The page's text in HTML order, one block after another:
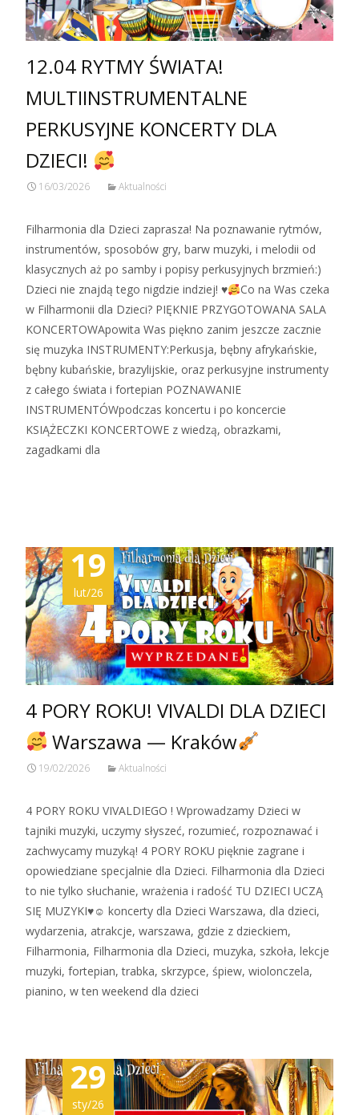
12.04 RYTMY ŚWIATA!
MULTIINSTRUMENTALNE
PERKUSYJNE KONCERTY DLA
DZIECI!
16/03/2026 Aktualności
Filharmonia dla Dzieci zaprasza! Na poznawanie rytmów,
instrumentów, sposobów gry, barw muzyki, i melodii od
klasycznych aż po samby i popisy perkusyjnych brzmień:)
Dzieci nie znajdą tego nigdzie indziej! ♥
Co na Was czeka
w Filharmonii dla Dzieci? PIĘKNIE PRZYGOTOWANA SALA
KONCERTOWApowita Was piękno zanim jeszcze zacznie
się muzyka INSTRUMENTY:Perkusja, bębny afrykańskie,
bębny kubańskie, brazylijskie, oraz perkusyjne instrumenty
z całego świata i fortepian POZNAWANIE
INSTRUMENTÓWpodczas koncertu i po koncercie
KSIĄŻECZKI KONCERTOWE z wiedzą, obrazkami,
zagadkami dla
19
lut/26
4 PORY ROKU! VIVALDI DLA DZIECI
Warszawa — Kraków
19/02/2026 Aktualności
4 PORY ROKU VIVALDIEGO ! Wprowadzamy Dzieci w
tajniki muzyki, uczymy słyszeć, rozumieć, rozpoznawać i
zachwycamy muzyką! 4 PORY ROKU pięknie zagrane i
opowiedziane specjalnie dla Dzieci. Filharmonia dla Dzieci
to nie tylko słuchanie, wrażenia i radość TU DZIECI UCZĄ
SIĘ MUZYKI♥☺ koncerty dla Dzieci Warszawa, dla dzieci,
wydarzenia, atrakcje, warszawa, gdzie z dzieckiem,
Filharmonia, Filharmonia dla Dzieci, muzyka, szkoła, lekcje
muzyki, fortepian, trabka, skrzypce, śpiew, wiolonczela,
pianino, w ten weekend dla dzieci
29
sty/26